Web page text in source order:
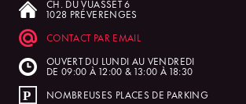
CH. DU VUASSET 6
1028 PRÉVERENGES
CONTACT PAR EMAIL
OUVERT DU LUNDI AU VENDREDI
DE 09:00 À 12:00 & 13:00 À 18:30
NOMBREUSES PLACES DE PARKING